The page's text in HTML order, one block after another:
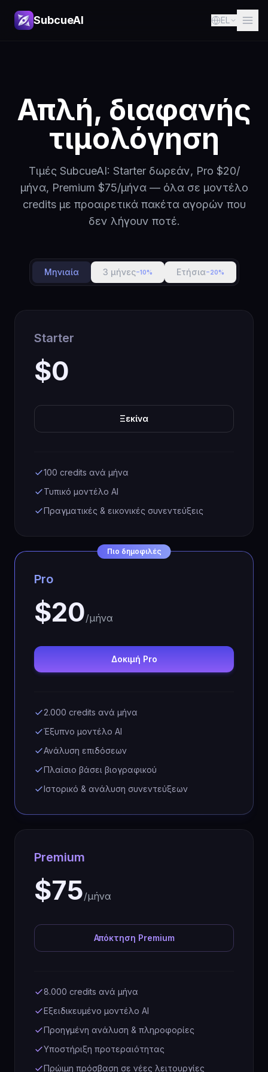
SubcueAI EL
Απλή, διαφανής
τιμολόγηση
Τιμές SubcueAI: Starter δωρεάν, Pro $20/
μήνα, Premium $75/μήνα — όλα σε μοντέλο
credits με προαιρετικά πακέτα αγορών που
δεν λήγουν ποτέ.
Μηνιαία 3 μήνες−10% Ετήσια−20%
Starter
$0
Ξεκίνα
100 credits ανά μήνα
Τυπικό μοντέλο AI
Πραγματικές & εικονικές συνεντεύξεις
Πιο δημοφιλές
Pro
$20/μήνα
Δοκιμή Pro
2.000 credits ανά μήνα
Έξυπνο μοντέλο AI
Ανάλυση επιδόσεων
Πλαίσιο βάσει βιογραφικού
Ιστορικό & ανάλυση συνεντεύξεων
Premium
$75/μήνα
Απόκτηση Premium
8.000 credits ανά μήνα
Εξειδικευμένο μοντέλο AI
Προηγμένη ανάλυση & πληροφορίες
Υποστήριξη προτεραιότητας
Πρώιμη πρόσβαση σε νέες λειτουργίες